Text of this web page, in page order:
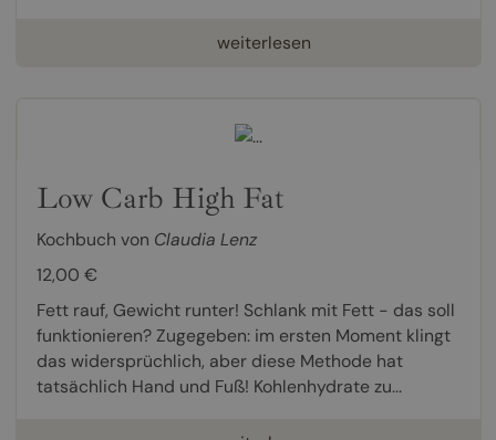
weiterlesen
Low Carb High Fat
Kochbuch von Claudia Lenz
12,00 €
Fett rauf, Gewicht runter! Schlank mit Fett - das soll
funktionieren? Zugegeben: im ersten Moment klingt
das widersprüchlich, aber diese Methode hat
tatsächlich Hand und Fuß! Kohlenhydrate zu...